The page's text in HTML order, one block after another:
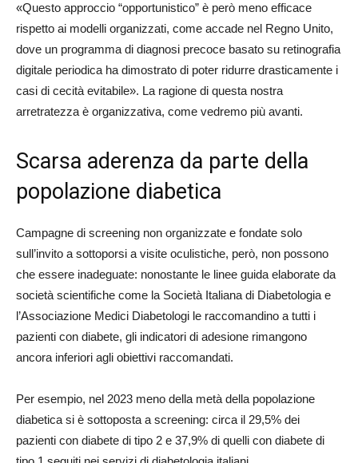
«Questo approccio “opportunistico” è però meno efficace
rispetto ai modelli organizzati, come accade nel Regno Unito,
dove un programma di diagnosi precoce basato su retinografia
digitale periodica ha dimostrato di poter ridurre drasticamente i
casi di cecità evitabile». La ragione di questa nostra
arretratezza è organizzativa, come vedremo più avanti.
Scarsa aderenza da parte della
popolazione diabetica
Campagne di screening non organizzate e fondate solo
sull’invito a sottoporsi a visite oculistiche, però, non possono
che essere inadeguate: nonostante le linee guida elaborate da
società scientifiche come la Società Italiana di Diabetologia e
l’Associazione Medici Diabetologi le raccomandino a tutti i
pazienti con diabete, gli indicatori di adesione rimangono
ancora inferiori agli obiettivi raccomandati.
Per esempio, nel 2023 meno della metà della popolazione
diabetica si è sottoposta a screening: circa il 29,5% dei
pazienti con diabete di tipo 2 e 37,9% di quelli con diabete di